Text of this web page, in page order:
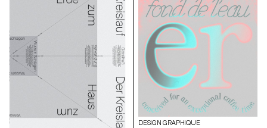
DESIGN GRAPHIQUE